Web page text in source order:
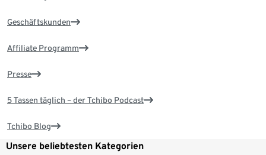
Geschäftskunden
Affiliate Programm
Presse
5 Tassen täglich – der Tchibo Podcast
Tchibo Blog
Unsere beliebtesten Kategorien